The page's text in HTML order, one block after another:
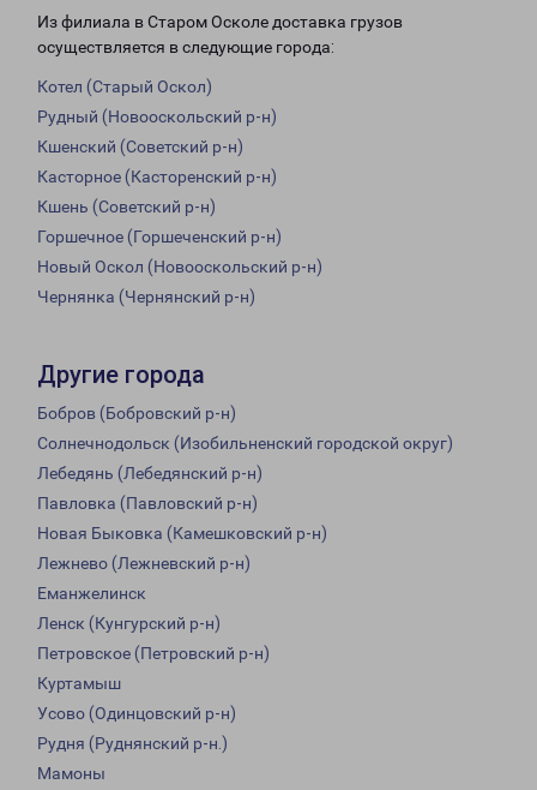
Из филиала в Старом Осколе доставка грузов
осуществляется в следующие города:
Котел (Старый Оскол)
Рудный (Новооскольский р-н)
Кшенский (Советский р-н)
Касторное (Касторенский р-н)
Кшень (Советский р-н)
Горшечное (Горшеченский р-н)
Новый Оскол (Новооскольский р-н)
Чернянка (Чернянский р-н)
Другие города
Бобров (Бобровский р-н)
Солнечнодольск (Изобильненский городской округ)
Лебедянь (Лебедянский р-н)
Павловка (Павловский р-н)
Новая Быковка (Камешковский р-н)
Лежнево (Лежневский р-н)
Еманжелинск
Ленск (Кунгурский р-н)
Петровское (Петровский р-н)
Куртамыш
Усово (Одинцовский р-н)
Рудня (Руднянский р-н.)
Мамоны